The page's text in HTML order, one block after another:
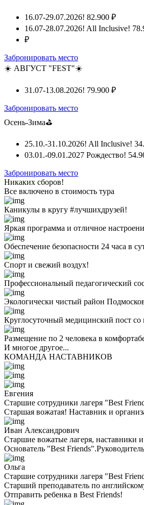
16.07-29.07.2026! 82.900 ₽
16.07-28.07.2026! All Inclusive!
₽
Забронировать место
☀️ АВГУСТ "FEST"☀️
31.07-13.08.2026! 79.900 ₽
Забронировать место
Осень-Зима⛳
25.10.-31.10.2026! All Inclusive!
03.01.-09.01.2027 Рождество!
Забронировать место
Никаких сборов!
Все включено в стоимость тура
Каникулы в кругу #лучшихдрузей!
Яркая программа и отличное
Обеспечение безопасности 24 часа в
Спорт и свежий воздух!
Профессиональный педагогический
Экологически чистый район
Круглосуточный медицинский пост
Размещение по 2 человека в
И многое другое...
КОМАНДА НАСТАВНИКОВ
Евгения
Старшие сотрудники лагеря "Best
Старшая вожатая! Наставник и
Иван Александрович
Старшие вожатые лагеря, наставники
Основатель "Best
Ольга
Старшие сотрудники лагеря "Best
Cтарший преподаватель по
Отправить ребенка в Best Friends!